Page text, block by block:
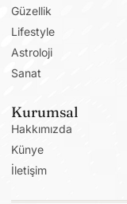
Güzellik
Lifestyle
Astroloji
Sanat
Kurumsal
Hakkımızda
Künye
İletişim